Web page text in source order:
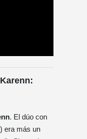
. El dúo con
era más un